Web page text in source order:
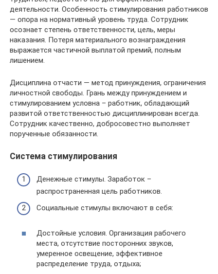
деятельности. Особенность стимулирования работников
— опора на нормативный уровень труда. Сотрудник
осознает степень ответственности, цель, меры
наказания. Потеря материального вознаграждения
выражается частичной выплатой премий, полным
лишением.
Дисциплина отчасти — метод принуждения, ограничения
личностной свободы. Грань между принуждением и
стимулированием условна – работник, обладающий
развитой ответственностью дисциплинирован всегда.
Сотрудник качественно, добросовестно выполняет
порученные обязанности.
Система стимулирования
Денежные стимулы. Заработок –
распространенная цель работников.
Социальные стимулы включают в себя:
Достойные условия. Организация рабочего
места, отсутствие посторонних звуков,
умеренное освещение, эффективное
распределение труда, отдыха;